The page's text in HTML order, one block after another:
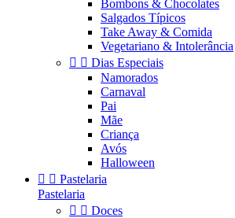
Bombons & Chocolates
Salgados Típicos
Take Away & Comida
Vegetariano & Intolerância
  Dias Especiais
Namorados
Carnaval
Pai
Mãe
Criança
Avós
Halloween
  Pastelaria
Pastelaria
  Doces